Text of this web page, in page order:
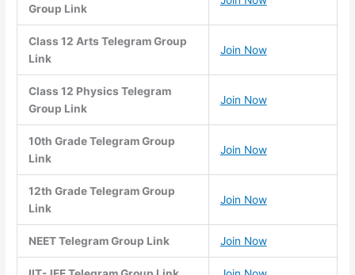
Group Link
Class 12 Arts Telegram Group
Link
Join Now
Class 12 Physics Telegram
Group Link
Join Now
10th Grade Telegram Group
Link
Join Now
12th Grade Telegram Group
Link
Join Now
NEET Telegram Group Link Join Now